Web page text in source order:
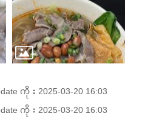
ကို：2025-03-20 16:03
ကို：2025-03-20 16:03